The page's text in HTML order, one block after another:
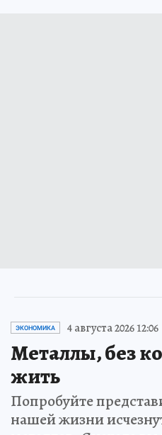
ЭКОНОМИКА 4 августа 2026 12:06
Металлы, без
жить
Попробуйте
нашей жизни